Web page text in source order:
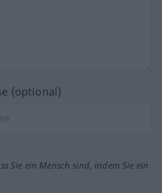
(optional)
Sie ein Mensch sind, indem Sie ein